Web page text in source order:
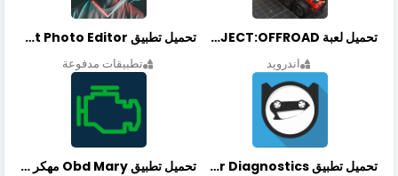
تحميل لعبة PROJECT:OFFROAD مهكرة أخر إصدار
اندرويد
تحميل تطبيق NeonArt Photo Editor مهكر أخر إصدار
تطبيقات مدفوعة
تحميل تطبيق OBDeleven Car Diagnostics مهكر أخر إصدار تحميل تطبيق Obd Mary مهكر أخر إصدار